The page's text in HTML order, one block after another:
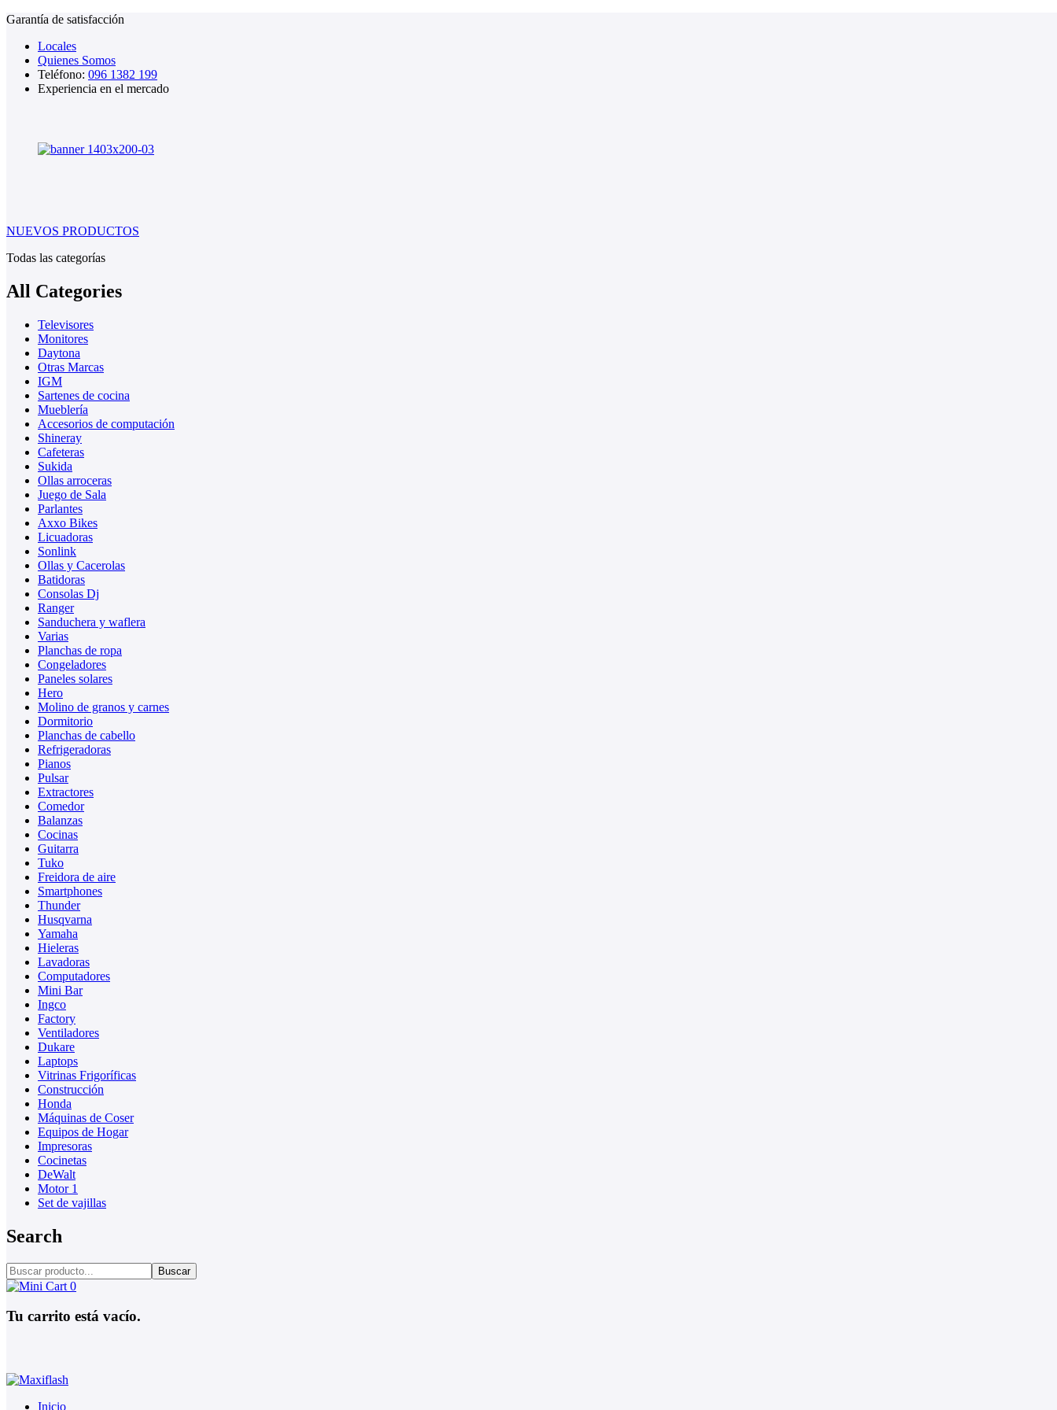
Garantía de satisfacción
Locales
Quienes Somos
Teléfono: 096 1382 199
Experiencia en el mercado
NUEVOS PRODUCTOS
Todas las categorías
All Categories
Televisores
Monitores
Daytona
Otras Marcas
IGM
Sartenes de cocina
Mueblería
Accesorios de computación
Shineray
Cafeteras
Sukida
Ollas arroceras
Juego de Sala
Parlantes
Axxo Bikes
Licuadoras
Sonlink
Ollas y Cacerolas
Batidoras
Consolas Dj
Ranger
Sanduchera y waflera
Varias
Planchas de ropa
Congeladores
Paneles solares
Hero
Molino de granos y carnes
Dormitorio
Planchas de cabello
Refrigeradoras
Pianos
Pulsar
Extractores
Comedor
Balanzas
Cocinas
Guitarra
Tuko
Freidora de aire
Smartphones
Thunder
Husqvarna
Yamaha
Hieleras
Lavadoras
Computadores
Mini Bar
Ingco
Factory
Ventiladores
Dukare
Laptops
Vitrinas Frigoríficas
Construcción
Honda
Máquinas de Coser
Equipos de Hogar
Impresoras
Cocinetas
DeWalt
Motor 1
Set de vajillas
Search
Buscar
0
Tu carrito está vacío.
Inicio